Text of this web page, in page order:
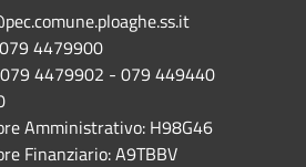
4479900
079 4479902 - 079 449440
Amministrativo: H98G46
Finanziario: A9TBBV